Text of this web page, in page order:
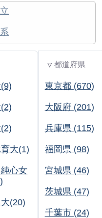
大(1)
心女
(20)
▽ 都道府県
東京都 (670)
大阪府 (201)
兵庫県 (115)
福岡県 (98)
宮城県 (46)
茨城県 (47)
千葉市 (24)